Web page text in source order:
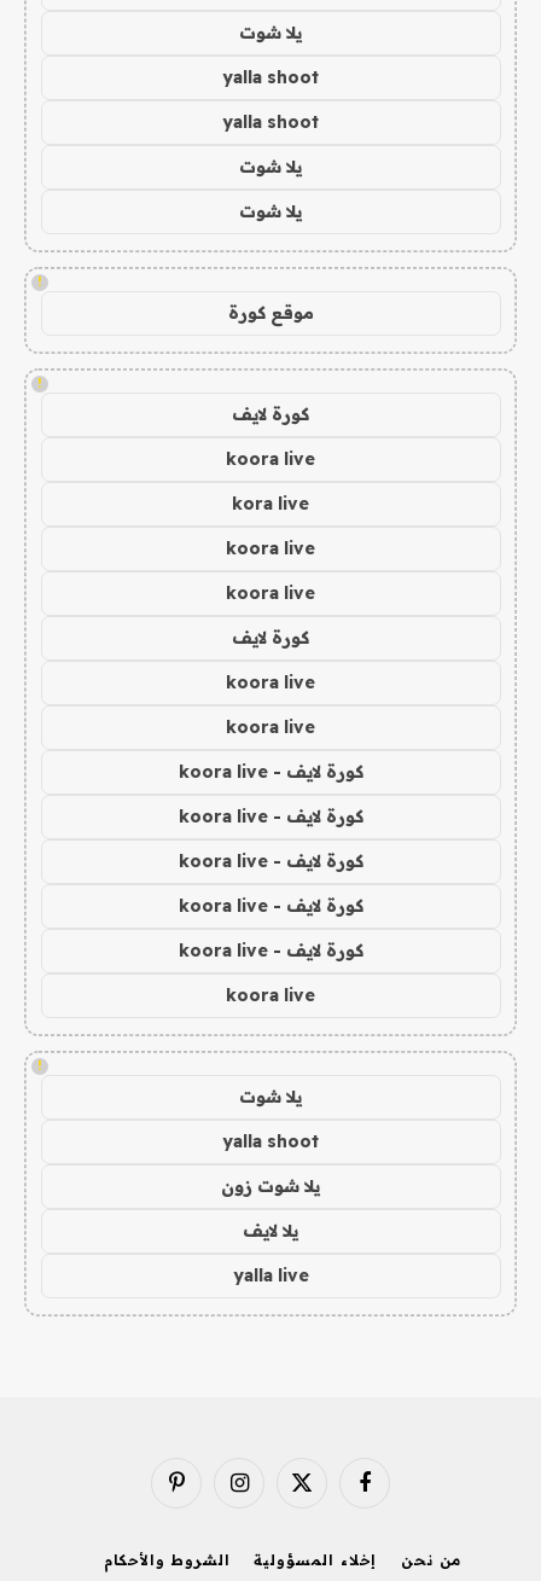
يلا شوت
yalla shoot
yalla shoot
يلا شوت
يلا شوت
!
موقع كورة
!
كورة لايف
koora live
kora live
koora live
koora live
كورة لايف
koora live
koora live
كورة لايف - koora live
كورة لايف - koora live
كورة لايف - koora live
كورة لايف - koora live
كورة لايف - koora live
koora live
!
يلا شوت
yalla shoot
يلا شوت زون
يلا لايف
yalla live
فيسبوك X
الانستغرامبينتيريست
من نحن إخلاء المسؤولية الشروط والأحكام